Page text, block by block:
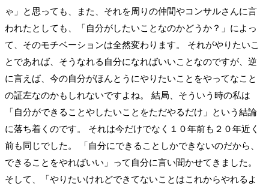
ゃ」と思っても、また、それを周りの仲間やコンサルさんに言
われたとしても、「自分がしたいことなのかどうか？」によっ
て、そのモチベーションは全然変わります。 それがやりたいこ
とであれば、そうなれる自分になればいいことなのですが、逆
に言えば、今の自分がほんとうにやりたいことをやってなこと
の証左なのかもしれないですよね。 結局、そういう時の私は
「自分ができることやしたいことをただやるだけ」という結論
に落ち着くのです。 それは今だけでなく１０年前も２０年近く
前も同じでした。 「自分にできることしかできないのだから、
できることをやればいい」って自分に言い聞かせてきました。
そして、「やりたいけれどできてないことはこれからやれるよ